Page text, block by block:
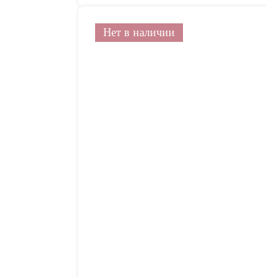
Нет в наличии